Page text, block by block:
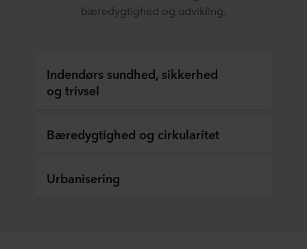
bæredygtighed og udvikling.
Indendørs sundhed, sikkerhed
og trivsel
Bæredygtighed og cirkularitet
Urbanisering